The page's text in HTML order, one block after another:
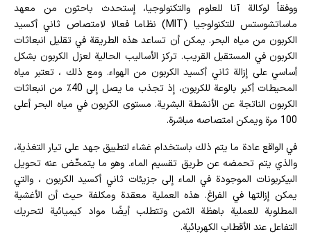
ووفقاً لوكالة آنا للعلوم والتكنولوجيا، إستحدث باحثون من معهد
ماساتشوستس للتكنولوجيا (MIT) نظاما فعالا لامتصاص ثاني أكسيد
الكربون من مياه البحر. يمكن أن تساعد هذه الطريقة في تقليل انبعاثات
الكربون في المستقبل القريب. تركز الأساليب الحالية لعزل الكربون بشكل
أساسي على إزالة ثاني أكسيد الكربون من الهواء. ومع ذلك ، تعتبر مياه
المحيطات أكبر بالوعة للكربون، إذ تجذب ما يصل إلى 40٪ من انبعاثات
الكربون الناتجة عن الأنشطة البشرية. مستوى الكربون في مياه البحر أعلى
100 مرة ويمكن امتصاصه مباشرة.
في الواقع عادة ما يتم ذلك باستخدام غشاء لتطبيق جهد على تيار التغذية،
والذي يتم تحمضه عن طريق تقسيم الماء. وهو ما يتمخّض عنه تحويل
البيكربونات الموجودة في الماء إلى جزيئات ثاني أكسيد الكربون ، والتي
يمكن إزالتها في الفراغ. هذه العملية معقدة ومكلفة حيث أن الأغشية
المطلوبة للعملية باهظة الثمن وتتطلب أيضًا مواد كيميائية لتحريك
التفاعل عند الأقطاب الكهربائية.